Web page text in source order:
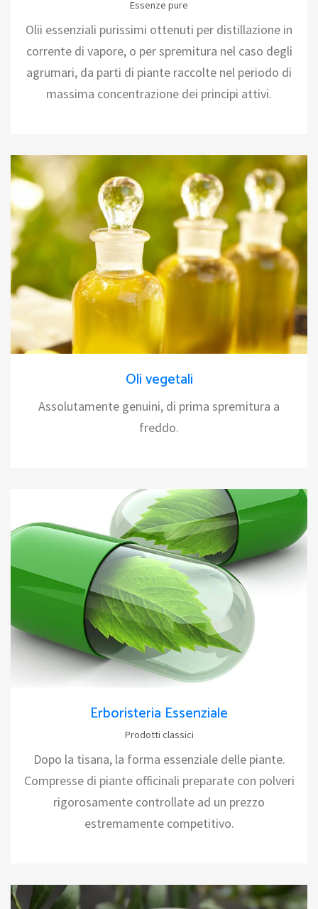
Essenze pure
Olii essenziali purissimi ottenuti per distillazione in
corrente di vapore, o per spremitura nel caso degli
agrumari, da parti di piante raccolte nel periodo di
massima concentrazione dei principi attivi.
Oli vegetali
Assolutamente genuini, di prima spremitura a
freddo.
Erboristeria Essenziale
Prodotti classici
Dopo la tisana, la forma essenziale delle piante.
Compresse di piante officinali preparate con polveri
rigorosamente controllate ad un prezzo
estremamente competitivo.